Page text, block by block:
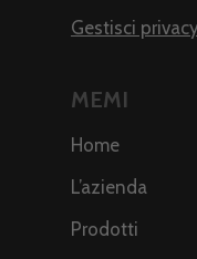
Gestisci privacy
MEMI
Home
L’azienda
Prodotti